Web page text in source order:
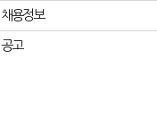
채용정보
공고